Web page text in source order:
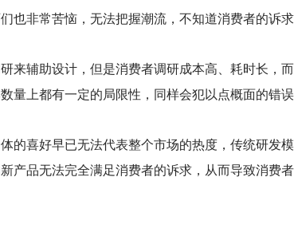
也非常苦恼，无法把握潮流，不知道消费者的诉求
来辅助设计，但是消费者调研成本高、耗时长，
量上都有一定的局限性，同样会犯以点概面的错误
的喜好早已无法代表整个市场的热度，传统研发
产品无法完全满足消费者的诉求，从而导致消费者